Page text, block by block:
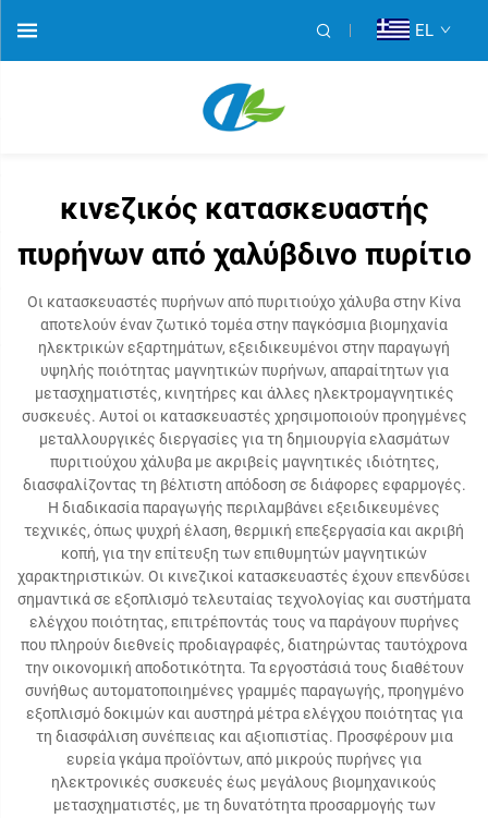
EL
κινεζικός κατασκευαστής
πυρήνων από χαλύβδινο πυρίτιο
Οι κατασκευαστές πυρήνων από πυριτιούχο χάλυβα στην Κίνα
αποτελούν έναν ζωτικό τομέα στην παγκόσμια βιομηχανία
ηλεκτρικών εξαρτημάτων, εξειδικευμένοι στην παραγωγή
υψηλής ποιότητας μαγνητικών πυρήνων, απαραίτητων για
μετασχηματιστές, κινητήρες και άλλες ηλεκτρομαγνητικές
συσκευές. Αυτοί οι κατασκευαστές χρησιμοποιούν προηγμένες
μεταλλουργικές διεργασίες για τη δημιουργία ελασμάτων
πυριτιούχου χάλυβα με ακριβείς μαγνητικές ιδιότητες,
διασφαλίζοντας τη βέλτιστη απόδοση σε διάφορες εφαρμογές.
Η διαδικασία παραγωγής περιλαμβάνει εξειδικευμένες
τεχνικές, όπως ψυχρή έλαση, θερμική επεξεργασία και ακριβή
κοπή, για την επίτευξη των επιθυμητών μαγνητικών
χαρακτηριστικών. Οι κινεζικοί κατασκευαστές έχουν επενδύσει
σημαντικά σε εξοπλισμό τελευταίας τεχνολογίας και συστήματα
ελέγχου ποιότητας, επιτρέποντάς τους να παράγουν πυρήνες
που πληρούν διεθνείς προδιαγραφές, διατηρώντας ταυτόχρονα
την οικονομική αποδοτικότητα. Τα εργοστάσιά τους διαθέτουν
συνήθως αυτοματοποιημένες γραμμές παραγωγής, προηγμένο
εξοπλισμό δοκιμών και αυστηρά μέτρα ελέγχου ποιότητας για
τη διασφάλιση συνέπειας και αξιοπιστίας. Προσφέρουν μια
ευρεία γκάμα προϊόντων, από μικρούς πυρήνες για
ηλεκτρονικές συσκευές έως μεγάλους βιομηχανικούς
μετασχηματιστές, με τη δυνατότητα προσαρμογής των